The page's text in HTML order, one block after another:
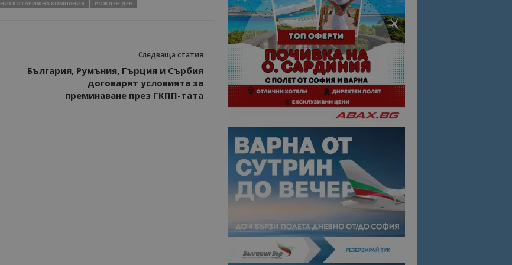
НИСКОТАРИФНА КОМПАНИЯ РОЖДЕН ДЕН
Следваща статия
България, Румъния, Гърция и Сърбия
договарят условията за
преминаване през ГКПП-тата